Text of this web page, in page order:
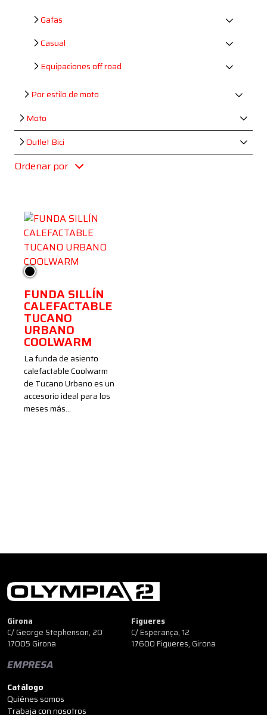
Gafas
Casual
Equipaciones off road
Por estilo de moto
Moto
Outlet Bici
Ordenar por
Negro
FUNDA SILLÍN
CALEFACTABLE
TUCANO
URBANO
COOLWARM
La funda de asiento
calefactable Coolwarm
de Tucano Urbano es un
accesorio ideal para los
meses más…
Girona
C/ George Stephenson, 20
17005 Girona
Figueres
C/ Esperança, 12
17600 Figueres, Girona
EMPRESA
Catálogo
Quiénes somos
Trabaja con nosotros